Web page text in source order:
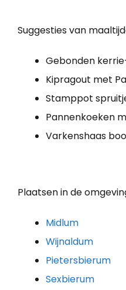
Suggesties van
Gebonden
Kipragout met
Stamppot
Pannenkoeken
Varkenshaas
Plaatsen in de
Midlum
Wijnaldum
Pietersbierum
Sexbierum